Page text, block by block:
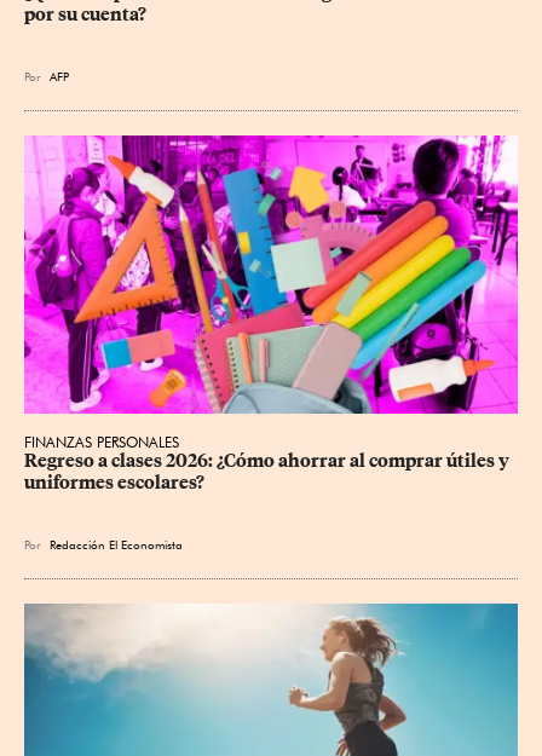
por su cuenta?
Por AFP
FINANZAS PERSONALES
Regreso a clases 2026: ¿Cómo ahorrar al comprar útiles y
uniformes escolares?
Por Redacción El Economista